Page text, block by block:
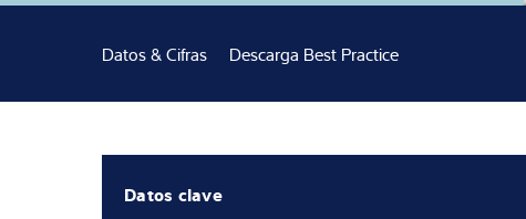
Datos & Cifras Descarga Best Practice
Datos clave